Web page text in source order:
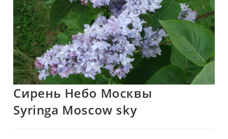
Сирень Небо Москвы
Syringa Moscow sky